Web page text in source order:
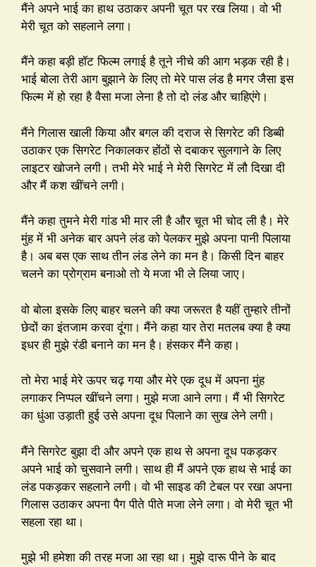
मैंने अपने भाई का हाथ उठाकर अपनी चूत पर रख लिया। वो भी
मेरी चूत को सहलाने लगा।
मैंने कहा बड़ी हॉट फिल्म लगाई है तूने नीचे की आग भड़क रही है।
भाई बोला तेरी आग बुझाने के लिए तो मेरे पास लंड है मगर जैसा इस
फिल्म में हो रहा है वैसा मजा लेना है तो दो लंड और चाहिएंगे।
मैंने गिलास खाली किया और बगल की दराज से सिगरेट की डिब्बी
उठाकर एक सिगरेट निकालकर होंठों से दबाकर सुलगाने के लिए
लाइटर खोजने लगी। तभी मेरे भाई ने मेरी सिगरेट में लौ दिखा दी
और मैं कश खींचने लगी।
मैंने कहा तुमने मेरी गांड भी मार ली है और चूत भी चोद ली है। मेरे
मुंह में भी अनेक बार अपने लंड को पेलकर मुझे अपना पानी पिलाया
है। अब बस एक साथ तीन लंड लेने का मन है। किसी दिन बाहर
चलने का प्रोग्राम बनाओ तो ये मजा भी ले लिया जाए।
वो बोला इसके लिए बाहर चलने की क्या जरूरत है यहीं तुम्हारे तीनों
छेदों का इंतजाम करवा दूंगा। मैंने कहा यार तेरा मतलब क्या है क्या
इधर ही मुझे रंडी बनाने का मन है। हंसकर मैंने कहा।
तो मेरा भाई मेरे ऊपर चढ़ गया और मेरे एक दूध में अपना मुंह
लगाकर निप्पल खींचने लगा। मुझे मजा आने लगा। मैं भी सिगरेट
का धुंआ उड़ाती हुई उसे अपना दूध पिलाने का सुख लेने लगी।
मैंने सिगरेट बुझा दी और अपने एक हाथ से अपना दूध पकड़कर
अपने भाई को चुसवाने लगी। साथ ही मैं अपने एक हाथ से भाई का
लंड पकड़कर सहलाने लगी। वो भी साइड की टेबल पर रखा अपना
गिलास उठाकर अपना पैग पीते पीते मजा लेने लगा। वो मेरी चूत भी
सहला रहा था।
मुझे भी हमेशा की तरह मजा आ रहा था। मुझे दारू पीने के बाद